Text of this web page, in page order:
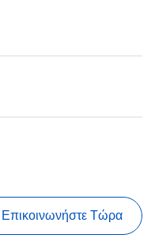
Επικοινωνήστε Τώρα